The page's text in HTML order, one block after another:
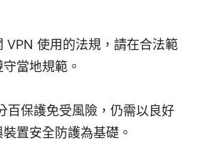
VPN 使用的法規，請在合法範
當地規範。
百保護免受風險，仍需以良好
置安全防護為基礎。